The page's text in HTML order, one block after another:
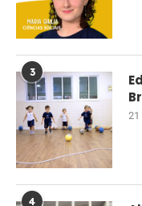
3
21
4